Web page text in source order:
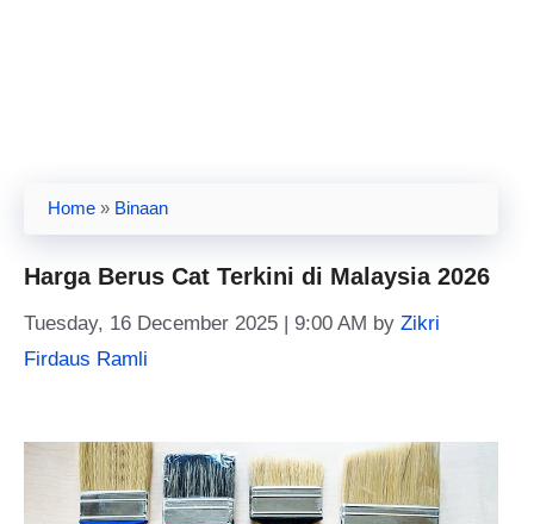
Home » Binaan
Harga Berus Cat Terkini di Malaysia 2026
Tuesday, 16 December 2025 | 9:00 AM by Zikri
Firdaus Ramli